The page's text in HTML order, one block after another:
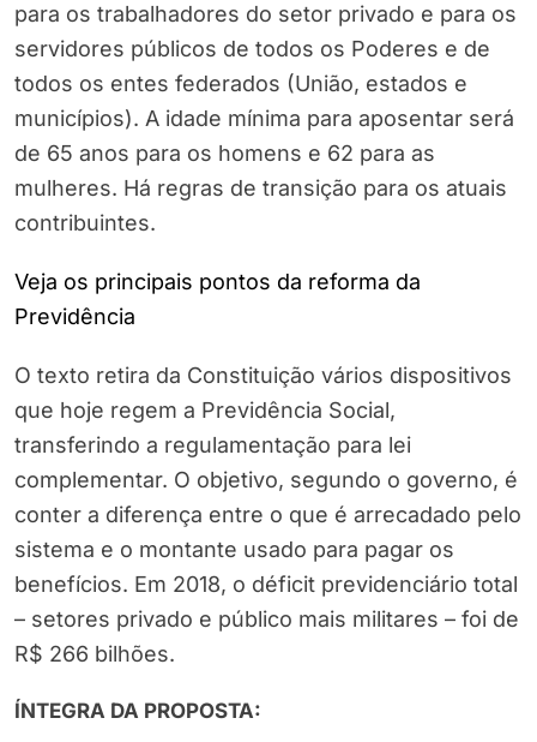
para os trabalhadores do setor privado e para os
servidores públicos de todos os Poderes e de
todos os entes federados (União, estados e
municípios). A idade mínima para aposentar será
de 65 anos para os homens e 62 para as
mulheres. Há regras de transição para os atuais
contribuintes.
Veja os principais pontos da reforma da
Previdência
O texto retira da Constituição vários dispositivos
que hoje regem a Previdência Social,
transferindo a regulamentação para lei
complementar. O objetivo, segundo o governo, é
conter a diferença entre o que é arrecadado pelo
sistema e o montante usado para pagar os
benefícios. Em 2018, o déficit previdenciário total
– setores privado e público mais militares – foi de
R$ 266 bilhões.
ÍNTEGRA DA PROPOSTA: